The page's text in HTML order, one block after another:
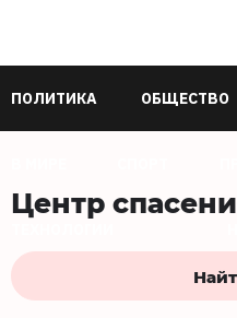
ПОЛИТИКА ОБЩЕСТВО
Центр